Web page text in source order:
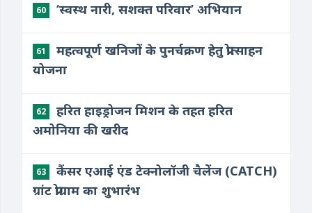
60 ‘स्वस्थ नारी, सशक्त परिवार’ अभियान
61
महत्वपूर्ण खनिजों के पुनर्चक्रण हेतु प्रोत्साहन
योजना
62
हरित हाइड्रोजन मिशन के तहत हरित
अमोनिया की खरीद
63
कैंसर एआई एंड टेक्नोलॉजी चैलेंज (CATCH)
ग्रांट प्रोग्राम का शुभारंभ